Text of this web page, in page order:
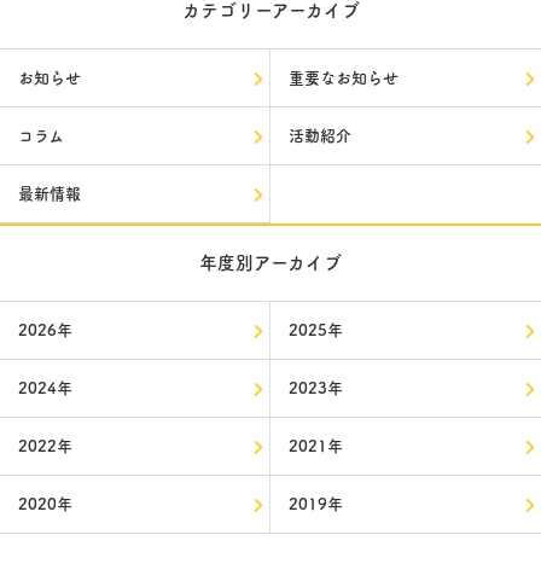
カテゴリーアーカイブ
お知らせ 重要なお知らせ
コラム 活動紹介
最新情報
年度別アーカイブ
2026年 2025年
2024年 2023年
2022年 2021年
2020年 2019年